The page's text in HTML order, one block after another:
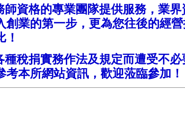
資格的專業團隊提供服務，業界
業的第一步，更為您往後的經
稅捐實務作法及規定而遭受不必
本所網站資訊，歡迎蒞臨參加！